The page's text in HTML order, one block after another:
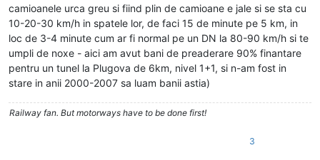
camioanele urca greu si fiind plin de camioane e jale si se sta cu
10-20-30 km/h in spatele lor, de faci 15 de minute pe 5 km, in
loc de 3-4 minute cum ar fi normal pe un DN la 80-90 km/h si te
umpli de noxe - aici am avut bani de preaderare 90% finantare
pentru un tunel la Plugova de 6km, nivel 1+1, si n-am fost in
stare in anii 2000-2007 sa luam banii astia)
Railway fan. But motorways have to be done first!
3